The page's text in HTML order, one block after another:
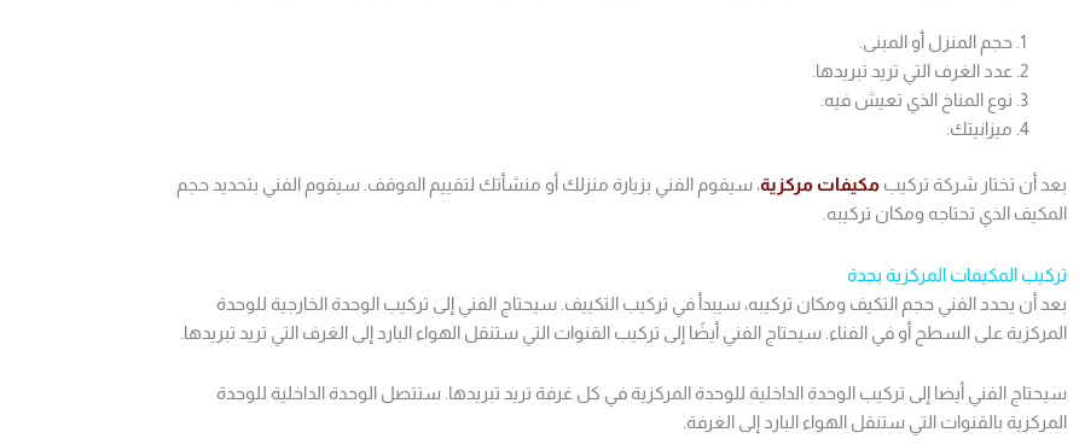
حجم المنزل أو المبنى.
عدد الغرف التي تريد تبريدها.
نوع المناخ الذي تعيش فيه.
ميزانيتك.
بعد أن تختار شركة تركيب مكيفات مركزية، سيقوم الفني بزيارة منزلك أو منشأتك لتقييم الموقف. سيقوم الفني بتحديد حجم
المكيف الذي تحتاجه ومكان تركيبه.
تركيب المكيفات المركزية بجدة
بعد أن يحدد الفني حجم التكيف ومكان تركيبه، سيبدأ في تركيب التكييف. سيحتاج الفني إلى تركيب الوحدة الخارجية للوحدة
المركزية على السطح أو في الفناء. سيحتاج الفني أيضًا إلى تركيب القنوات التي ستنقل الهواء البارد إلى الغرف التي تريد تبريدها.
سيحتاج الفني أيضا إلى تركيب الوحدة الداخلية للوحدة المركزية في كل غرفة تريد تبريدها. ستتصل الوحدة الداخلية للوحدة
المركزية بالقنوات التي ستنقل الهواء البارد إلى الغرفة.